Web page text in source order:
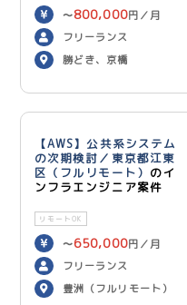
〜800,000円／月
フリーランス
勝どき、京橋
【AWS】公共系システム
の次期検討／東京都江東
区（フルリモート） のイ
ンフラエンジニア案件
リモートOK
〜650,000円／月
フリーランス
豊洲（フルリモート）